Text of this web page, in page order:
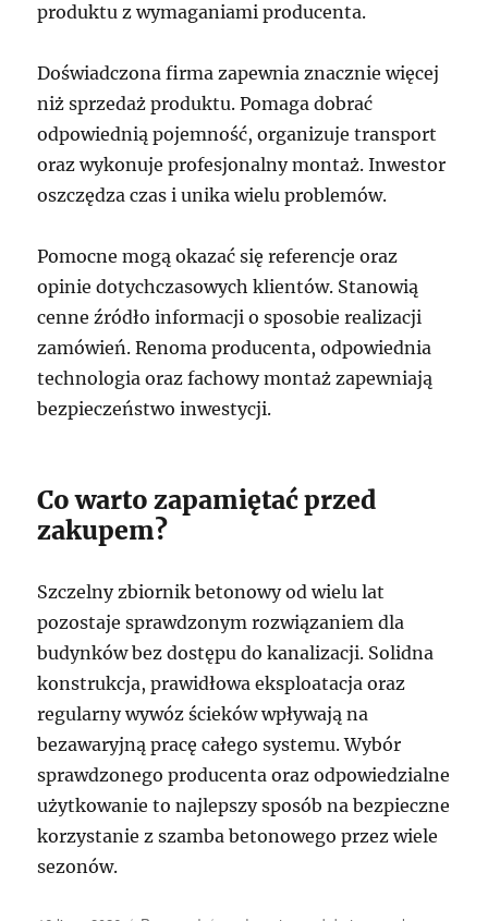
produktu z wymaganiami producenta.
Doświadczona firma zapewnia znacznie więcej
niż sprzedaż produktu. Pomaga dobrać
odpowiednią pojemność, organizuje transport
oraz wykonuje profesjonalny montaż. Inwestor
oszczędza czas i unika wielu problemów.
Pomocne mogą okazać się referencje oraz
opinie dotychczasowych klientów. Stanowią
cenne źródło informacji o sposobie realizacji
zamówień. Renoma producenta, odpowiednia
technologia oraz fachowy montaż zapewniają
bezpieczeństwo inwestycji.
Co warto zapamiętać przed
zakupem?
Szczelny zbiornik betonowy od wielu lat
pozostaje sprawdzonym rozwiązaniem dla
budynków bez dostępu do kanalizacji. Solidna
konstrukcja, prawidłowa eksploatacja oraz
regularny wywóz ścieków wpływają na
bezawaryjną pracę całego systemu. Wybór
sprawdzonego producenta oraz odpowiedzialne
użytkowanie to najlepszy sposób na bezpieczne
korzystanie z szamba betonowego przez wiele
sezonów.